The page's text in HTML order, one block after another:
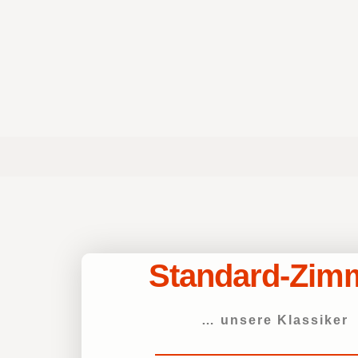
Standard-
… unsere Klassiker